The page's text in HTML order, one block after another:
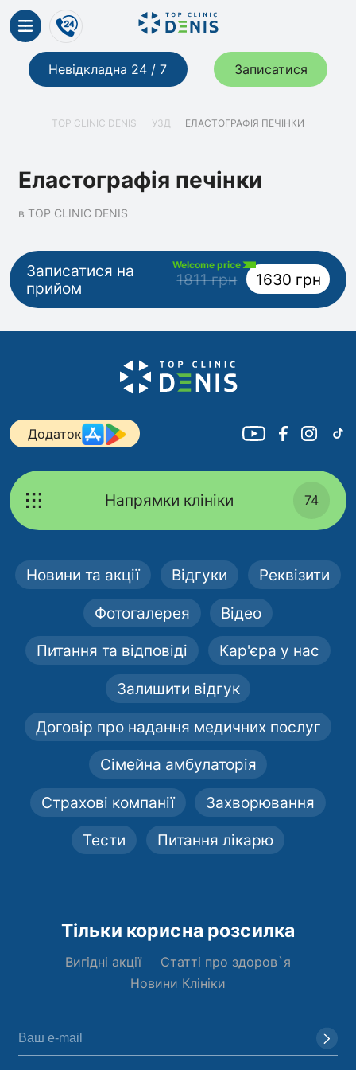
Невідкладна 24 / 7 Записатися
TOP CLINIC DENIS УЗД ЕЛАСТОГРАФІЯ ПЕЧІНКИ
Еластографія печінки
в TOP CLINIC DENIS
Записатися на
прийом
Welcome price
1811 грн 1630 грн
Додаток
Напрямки клініки 74
Новини та акції Відгуки Реквізити
Фотогалерея Відео
Питання та відповіді Кар'єра у нас
Залишити відгук
Договір про надання медичних послуг
Сімейна амбулаторія
Страхові компанії Захворювання
Тести Питання лікарю
Тільки корисна розсилка
Вигідні акції
Статті про здоров`я
Новини Клініки